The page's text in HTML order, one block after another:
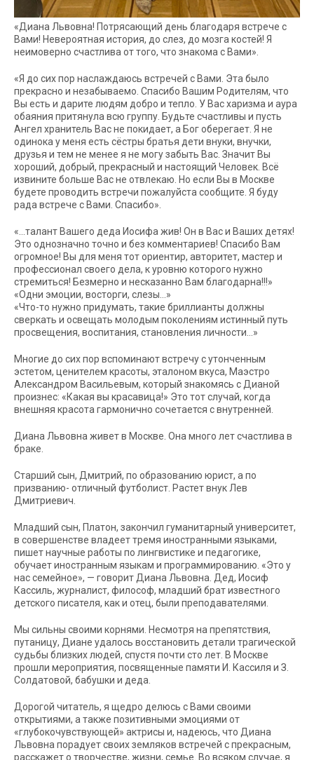
«Диана Львовна! Потрясающий день благодаря встрече с
Вами! Невероятная история, до слез, до мозга костей! Я
неимоверно счастлива от того, что знакома с Вами».
«Я до сих пор наслаждаюсь встречей с Вами. Эта было
прекрасно и незабываемо. Спасибо Вашим Родителям, что
Вы есть и дарите людям добро и тепло. У Вас харизма и аура
обаяния притянула всю группу. Будьте счастливы и пусть
Ангел хранитель Вас не покидает, а Бог оберегает. Я не
одинока у меня есть сёстры братья дети внуки, внучки,
друзья и тем не менее я не могу забыть Вас. Значит Вы
хороший, добрый, прекрасный и настоящий Человек. Всё
извините больше Вас не отвлекаю. Но если Вы в Москве
будете проводить встречи пожалуйста сообщите. Я буду
рада встрече с Вами. Спасибо».
«…талант Вашего деда Иосифа жив! Он в Вас и Ваших детях!
Это однозначно точно и без комментариев! Спасибо Вам
огромное! Вы для меня тот ориентир, авторитет, мастер и
профессионал своего дела, к уровню которого нужно
стремиться! Безмерно и несказанно Вам благодарна!!!»
«Одни эмоции, восторги, слезы…»
«Что-то нужно придумать, такие бриллианты должны
сверкать и освещать молодым поколениям истинный путь
просвещения, воспитания, становления личности…»
Многие до сих пор вспоминают встречу с утонченным
эстетом, ценителем красоты, эталоном вкуса, Маэстро
Александром Васильевым, который знакомясь с Дианой
произнес: «Какая вы красавица!» Это тот случай, когда
внешняя красота гармонично сочетается с внутренней.
Диана Львовна живет в Москве. Она много лет счастлива в
браке.
Старший сын, Дмитрий, по образованию юрист, а по
призванию- отличный футболист. Растет внук Лев
Дмитриевич.
Младший сын, Платон, закончил гуманитарный университет,
в совершенстве владеет тремя иностранными языками,
пишет научные работы по лингвистике и педагогике,
обучает иностранным языкам и программированию. «Это у
нас семейное», — говорит Диана Львовна. Дед, Иосиф
Кассиль, журналист, философ, младший брат известного
детского писателя, как и отец, были преподавателями.
Мы сильны своими корнями. Несмотря на препятствия,
путаницу, Диане удалось восстановить детали трагической
судьбы близких людей, спустя почти сто лет. В Москве
прошли мероприятия, посвященные памяти И. Кассиля и З.
Солдатовой, бабушки и деда.
Дорогой читатель, я щедро делюсь с Вами своими
открытиями, а также позитивными эмоциями от
«глубокочувствующей» актрисы и, надеюсь, что Диана
Львовна порадует своих земляков встречей с прекрасным,
расскажет о творчестве, жизни, семье. Во всяком случае, я